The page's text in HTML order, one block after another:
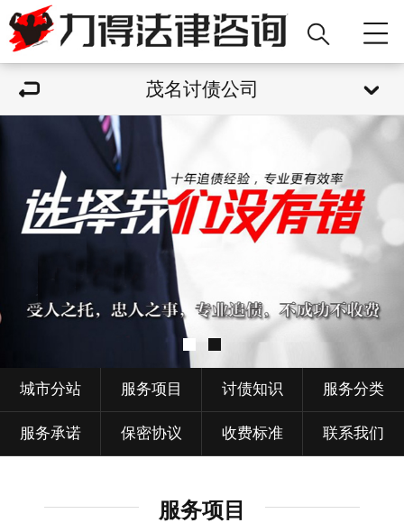
茂名讨债公司
城市分站 服务项目 讨债知识 服务分类
服务承诺 保密协议 收费标准 联系我们
服务项目